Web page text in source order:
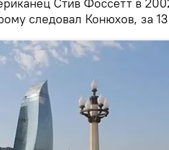
следовал Конюхов, за